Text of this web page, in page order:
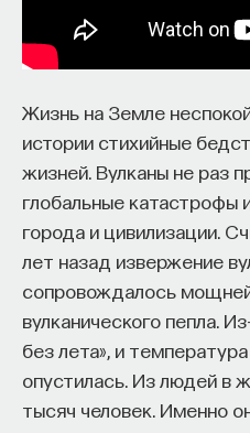
Жизнь на Земле
истории стихийные
жизней. Вулканы не раз
глобальные катастрофы
города и цивилизации.
лет назад извержение
сопровождалось
вулканического пепла.
без лета», и
опустилась. Из людей в
тысяч человек. Именно
процессами? Как
утомление, состояние
иммунной системы?
Ответы на эти и другие
записавшись
на курс
вещества, которые
Пройдя этот курс, вы
—
работы нашего
— Разбираться в
мозга